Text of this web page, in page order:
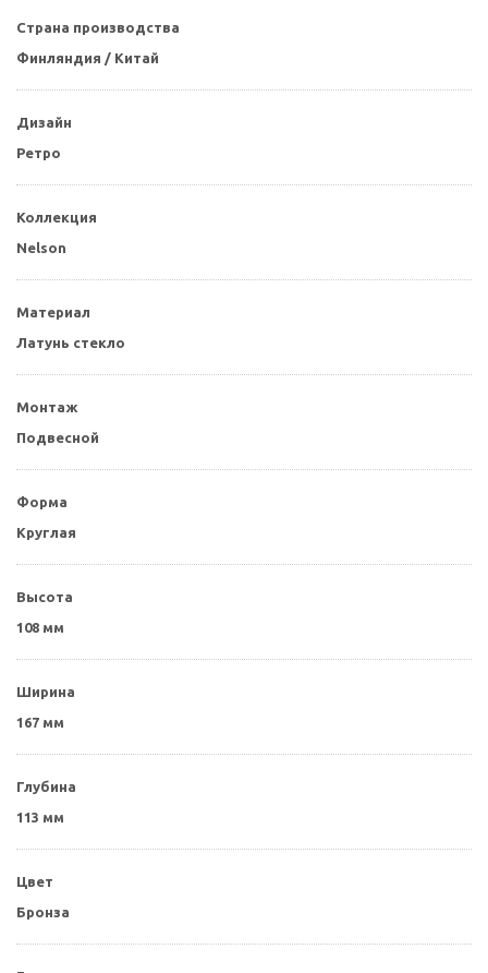
Страна производства
Финляндия / Китай
Дизайн
Ретро
Коллекция
Nelson
Материал
Латунь стекло
Монтаж
Подвесной
Форма
Круглая
Высота
108 мм
Ширина
167 мм
Глубина
113 мм
Цвет
Бронза